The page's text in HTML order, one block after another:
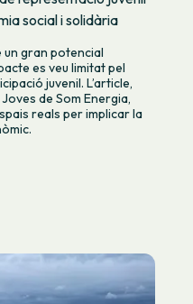
social i solidària
un gran potencial
es veu limitat pel
juvenil. L’article,
de Som Energia,
reals per implicar la